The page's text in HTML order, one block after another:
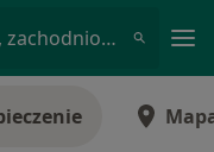
Szum W Uszach • Szczecin, zachodniopomorskie